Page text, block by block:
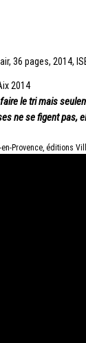
36 pages, 2014,
2014
le tri mais
ne se figent pas,
Provence, éditions